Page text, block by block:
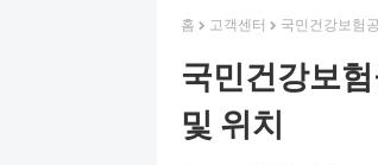
홈 고객센터 국민건강보험
국민건강보
및 위치